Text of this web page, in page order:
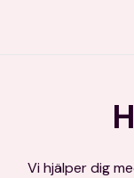
Vi hjälper dig